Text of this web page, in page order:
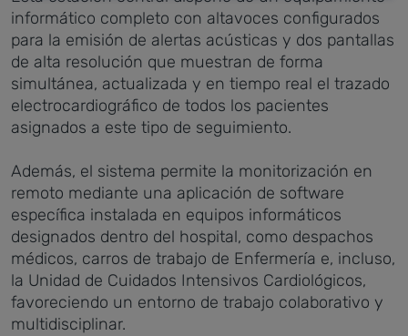
informático completo con altavoces configurados
para la emisión de alertas acústicas y dos pantallas
de alta resolución que muestran de forma
simultánea, actualizada y en tiempo real el trazado
electrocardiográfico de todos los pacientes
asignados a este tipo de seguimiento.
Además, el sistema permite la monitorización en
remoto mediante una aplicación de software
específica instalada en equipos informáticos
designados dentro del hospital, como despachos
médicos, carros de trabajo de Enfermería e, incluso,
la Unidad de Cuidados Intensivos Cardiológicos,
favoreciendo un entorno de trabajo colaborativo y
multidisciplinar.